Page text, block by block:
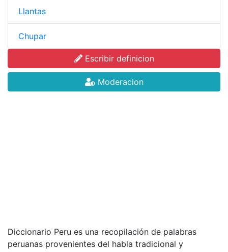
Llantas
Chupar
Escribir definicion
Moderacion
Diccionario Peru es una recopilación de palabras
peruanas provenientes del habla tradicional y